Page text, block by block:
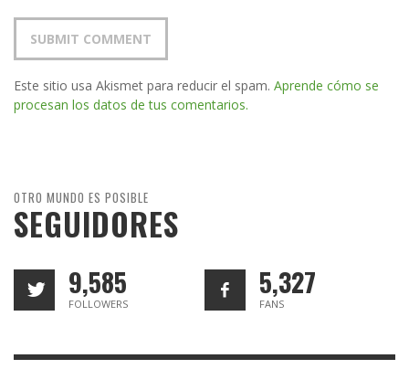
Este sitio usa Akismet para reducir el spam. Aprende cómo se
procesan los datos de tus comentarios.
OTRO MUNDO ES POSIBLE
SEGUIDORES
9,585
FOLLOWERS
5,327
FANS